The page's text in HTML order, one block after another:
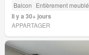
Balcon Entièrement meublé
Il y a 30+ jours
APPARTAGER